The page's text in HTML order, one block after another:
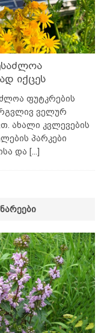
იქცეს
ფუტკრების
ველურ
ახალი კვლევების
პარკები
და [...]